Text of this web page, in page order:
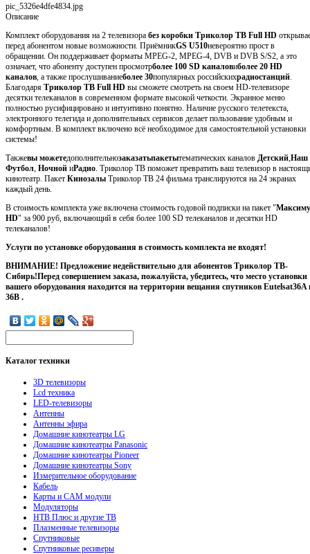
pic_5326e4dfe4834.jpg
Описание
Комплект оборудования на 2 телевизора без коробки Триколор ТВ Full HD
перед абонентом новые возможности. ПриёмникGS U510невероятно прост в
обращении. Он поддерживает форматы MPEG-2, MPEG-4, DVB и DVB S/S2, а это
означает, что абоненту доступен просмотрболее 100 SD каналовиболее 20 HD
каналов, а также прослушиваниеболее 30популярных российскихрадиостанций.
Благодаря Триколор ТВ Full HD вы сможете смотреть на своем HD-телевизоре
десятки телеканалов в современном формате высокой четкости. Экранное меню
полностью русифицировано и интуитивно понятно. Наличие русского телетекста,
электронного телегида и дополнительных сервисов делает пользование удобным и
комфортным. В комплект включено всё необходимое для самостоятельной установки
системы!
Такжевы можетедополнительнозаказатьпакетытематических каналов Детский,Наш
Футбол, Ночной иРадио. Триколор ТВ поможет превратить ваш телевизор в
кинотеатр. Пакет Кинозалы Триколор ТВ 24 фильма транслируются на 24 экранах
каждый день.
В стоимость комплекта уже включена стоимость годовой подписки на пакет "
HD" за 900 руб, включающий в себя более 100 SD телеканалов и десятки HD
телеканалов!
Услуги по установке оборудования в стоимость комплекта не входят!
ВНИМАНИЕ! Предложение недействительно для абонентов Триколор ТВ-
Сибирь!Перед совершением заказа, пожалуйста, убедитесь, что место установки
вашего оборудования находится на территории вещания спутников Eutelsat36A
36B .
Каталогтехники
3D телевизоры
Lcd техника
LED-телевизоры
Антенны
Антенны эфира
Домашние кинотеатры LG
Домашние кинотеатры Panasonic
Домашние кинотеатры Pioneer
Домашние кинотеатры Sony
Измерительное оборудование
Кабель
Карты и CAM модули
Модуляторы
НТВ Плюс и другие ТВ
Плазменные телевизоры
Спутниковые
Спутниковые ресиверы